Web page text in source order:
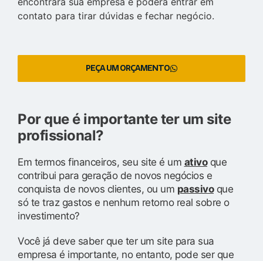
contato para tirar dúvidas e fechar negócio.
PEÇA UM ORÇAMENTO
Por que é importante ter um site
profissional?
Em termos financeiros, seu site é um ativoque
contribui para geração de novos negócios e
conquista de novos clientes, ou um passivoque
só te traz gastos e nenhum retorno real sobre o
investimento?
Você já deve saber que ter um site para sua
empresa é importante, no entanto, pode ser que